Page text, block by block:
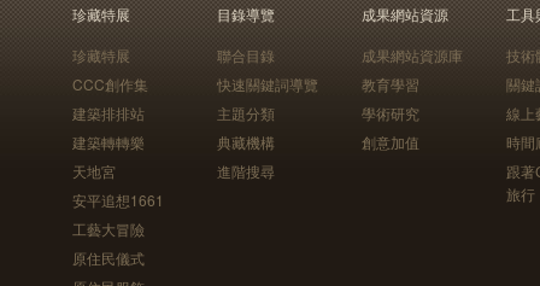
珍藏特展
珍藏特展
CCC創作集
建築排排站
建築轉轉樂
天地宮
安平追想1661
工藝大冒險
原住民儀式
目錄導覽
聯合目錄
快速關鍵詞導覽
主題分類
典藏機構
進階搜尋
成果網站資源
成果網站資源庫
教育學習
學術研究
創意加值
工具
技術
關鍵
線上
時間
跟
旅行